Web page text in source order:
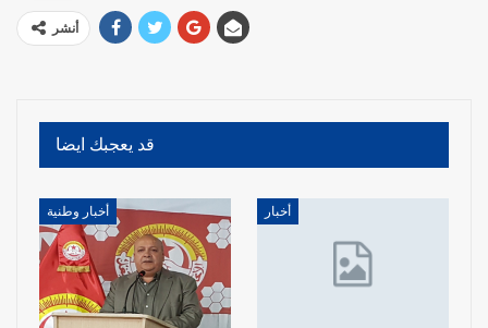
أنشر
قد يعجبك ايضا
أخبار وطنية أخبار